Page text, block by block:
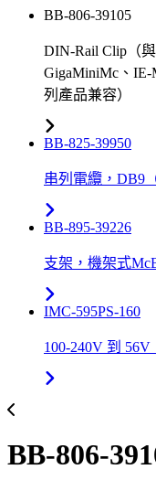
BB-806-39105
DIN-Rail Clip（
GigaMiniMc、IE-
列產品兼容）
BB-825-39950
串列電纜，DB9
BB-895-39226
支架，機架式
IMC-595PS-160
100-240V 到
BB-806-